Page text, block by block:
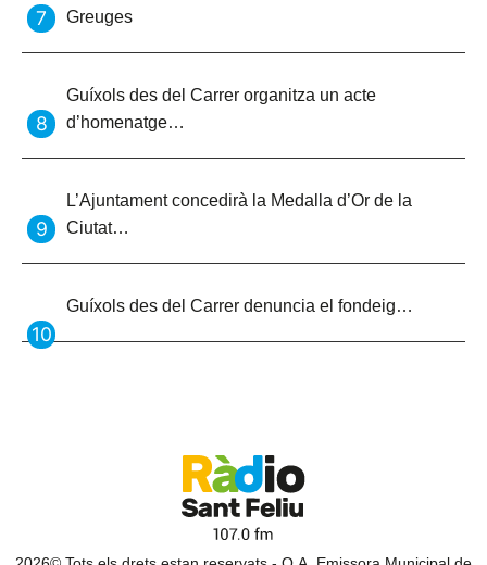
Greuges
Guíxols des del Carrer organitza un acte
d’homenatge…
L’Ajuntament concedirà la Medalla d’Or de la
Ciutat…
Guíxols des del Carrer denuncia el fondeig…